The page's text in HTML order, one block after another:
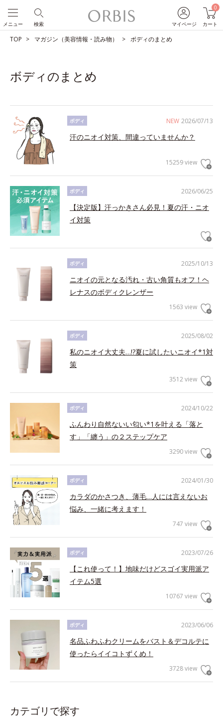
マイページ
0
カート
検索
メニュー
TOP マガジン（美容情報・読み物） ボディのまとめ
ボディのまとめ
NEW 2026/07/13
ボディ
汗のニオイ対策、間違っていませんか？
15259 view
2026/06/25
ボディ
【決定版】汗っかきさん必見！夏の汗・ニオ
イ対策
2025/10/13
ボディ
ニオイの元となる汚れ・古い角質もオフ！ヘ
レナスのボディクレンザー
1563 view
2025/08/02
ボディ
私のニオイ大丈夫…!?夏に試したいニオイ*1対
策
3512 view
2024/10/22
ボディ
ふんわり自然ないい匂い*1を叶える「落と
す」「纏う」の２ステップケア
3290 view
2024/01/30
ボディ
カラダのかさつき、薄毛…人には言えないお
悩み、一緒に考えます！
747 view
2023/07/26
ボディ
【これ使って！】地味だけどスゴイ実用派ア
イテム5選
10767 view
2023/06/06
ボディ
名品ふわふわクリームをバスト＆デコルテに
使ったらイイコトずくめ！
3728 view
カテゴリで探す